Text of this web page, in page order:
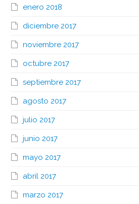
enero 2018
diciembre 2017
noviembre 2017
octubre 2017
septiembre 2017
agosto 2017
julio 2017
junio 2017
mayo 2017
abril 2017
marzo 2017